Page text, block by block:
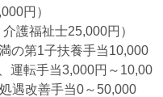
円）
護福祉士25,000円）
の第1子扶養手当10,000
運転手当3,000円～10,00
遇改善手当0～50,000